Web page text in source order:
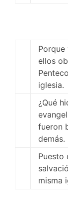
ellos
iglesia.
¿Qué
fueron
demás.
Puesto
misma